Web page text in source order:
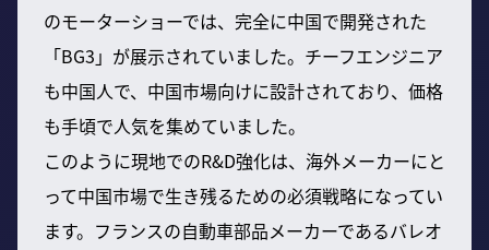
のモーターショーでは、完全に中国で開発された
「BG3」が展示されていました。チーフエンジニア
も中国人で、中国市場向けに設計されており、価格
も手頃で人気を集めていました。
このように現地でのR&D強化は、海外メーカーにと
って中国市場で生き残るための必須戦略になってい
ます。フランスの自動車部品メーカーであるバレオ